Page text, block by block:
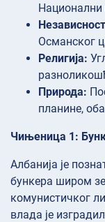
Национални
Османског
Религија:
Природа:
планине,
Чињеница 1:
Албанија је
бункера широм
комунистичког
влада је